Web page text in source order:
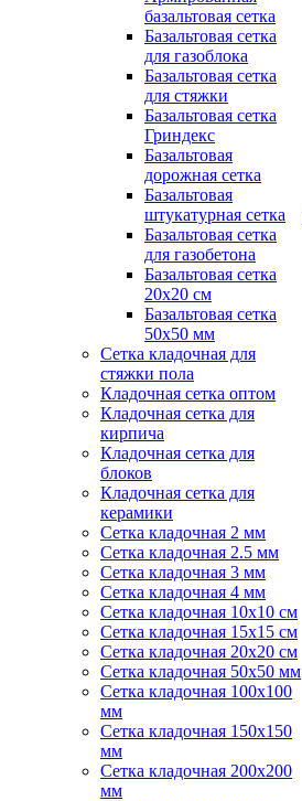
базальтовая сетка
Базальтовая сетка
для газоблока
Базальтовая сетка
для стяжки
Базальтовая сетка
Гриндекс
Базальтовая
дорожная сетка
Базальтовая
штукатурная сетка
Базальтовая сетка
для газобетона
Базальтовая сетка
20x20 см
Базальтовая сетка
50x50 мм
Сетка кладочная для
стяжки пола
Кладочная сетка оптом
Кладочная сетка для
кирпича
Кладочная сетка для
блоков
Кладочная сетка для
керамики
Сетка кладочная 2 мм
Сетка кладочная 2.5 мм
Сетка кладочная 3 мм
Сетка кладочная 4 мм
Сетка кладочная 10x10 см
Сетка кладочная 15x15 см
Сетка кладочная 20x20 см
Сетка кладочная 50x50 мм
Сетка кладочная 100x100
мм
Сетка кладочная 150x150
мм
Сетка кладочная 200x200
мм